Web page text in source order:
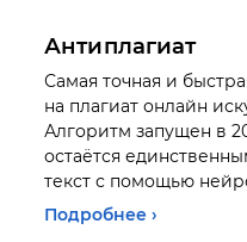
Антиплагиат
Самая точная и
на плагиат онлайн
Алгоритм запущен в
остаётся
текст с помощью
Подробнее ›